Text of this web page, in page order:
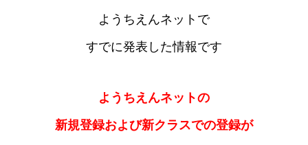
ようちえんネットで
すでに発表した情報です
ようちえんネットの
新規登録および新クラスでの登録が